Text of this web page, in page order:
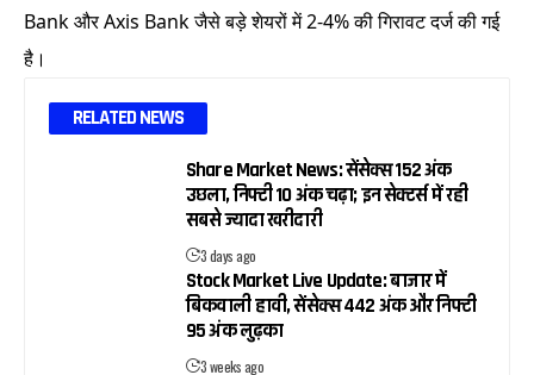
Bank और Axis Bank जैसे बड़े शेयरों में 2-4% की गिरावट दर्ज की गई
है।
RELATED NEWS
Share Market News: सेंसेक्स 152 अंक
उछला, निफ्टी 10 अंक चढ़ा; इन सेक्टर्स में रही
सबसे ज्यादा खरीदारी
3 days ago
Stock Market Live Update: बाजार में
बिकवाली हावी, सेंसेक्स 442 अंक और निफ्टी
95 अंक लुढ़का
3 weeks ago